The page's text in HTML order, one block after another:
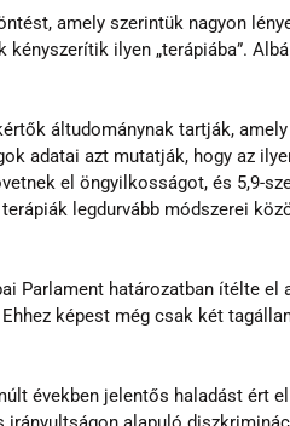
amely szerintük nagyon
kényszerítik ilyen „terápiába”.
áltudománynak tartják,
adatai azt mutatják, hogy az
el öngyilkosságot, és 5,9-
legdurvább módszerei
Parlament határozatban ítélte
képest még csak két
években jelentős haladást ért